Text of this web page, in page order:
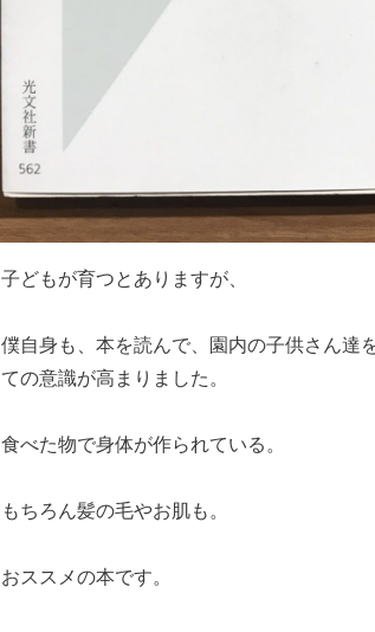
子どもが育つとありますが、
僕自身も、本を読んで、園内の子供さん達
ての意識が高まりました。
食べた物で身体が作られている。
もちろん髪の毛やお肌も。
おススメの本です。